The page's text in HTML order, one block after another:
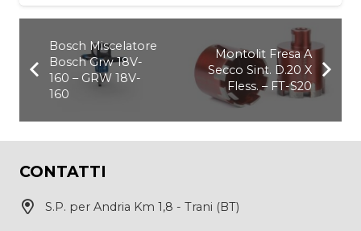
Bosch Miscelatore
Bosch Grw 18V-
160 – GRW 18V-
160
Montolit Fresa A
Secco Sint. D.20 X
Fless. – FT-S20
CONTATTI
S.P. per Andria Km 1,8 - Trani (BT)